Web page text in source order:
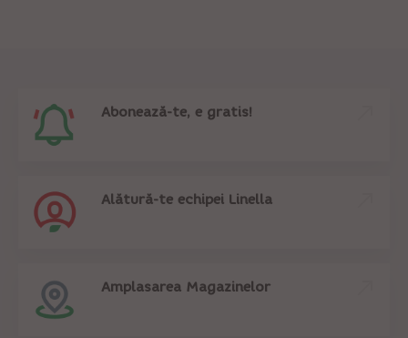
Abonează-te, e gratis!
Alătură-te echipei Linella
Amplasarea Magazinelor